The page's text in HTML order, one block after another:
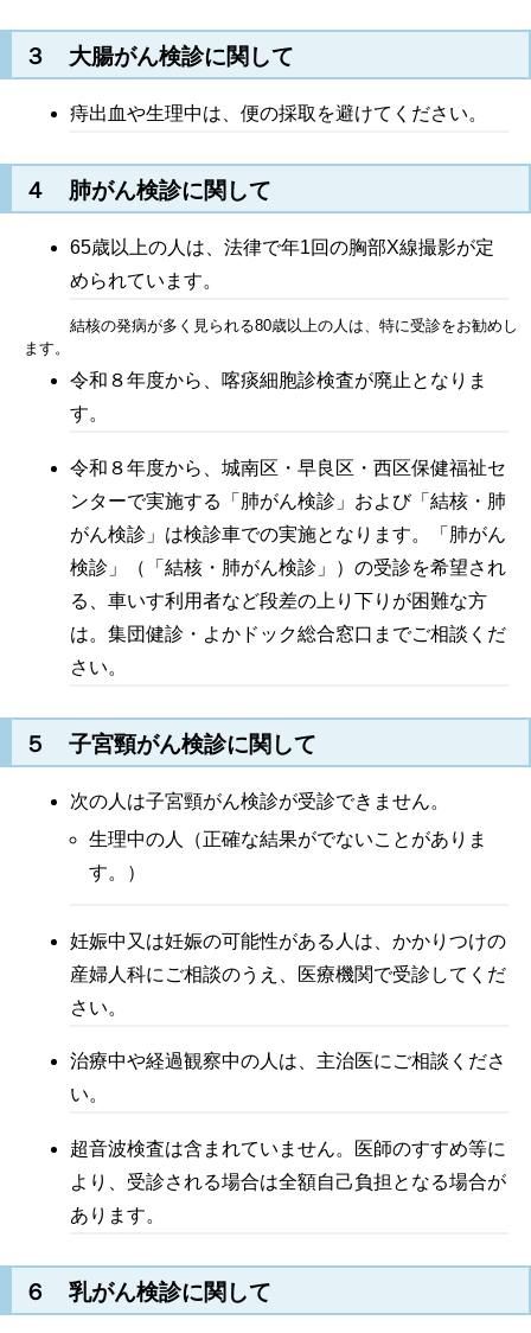
３ 大腸がん検診に関して
痔出血や生理中は、便の採取を避けてください。
４ 肺がん検診に関して
65歳以上の人は、法律で年1回の胸部X線撮影が定
められています。
結核の発病が多く見られる80歳以上の人は、特に受診をお勧めし
ます。
令和８年度から、喀痰細胞診検査が廃止となりま
す。
令和８年度から、城南区・早良区・西区保健福祉セ
ンターで実施する「肺がん検診」および「結核・肺
がん検診」は検診車での実施となります。「肺がん
検診」（「結核・肺がん検診」）の受診を希望され
る、車いす利用者など段差の上り下りが困難な方
は。集団健診・よかドック総合窓口までご相談くだ
さい。
５ 子宮頸がん検診に関して
次の人は子宮頸がん検診が受診できません。
生理中の人（正確な結果がでないことがありま
す。）
妊娠中又は妊娠の可能性がある人は、かかりつけの
産婦人科にご相談のうえ、医療機関で受診してくだ
さい。
治療中や経過観察中の人は、主治医にご相談くださ
い。
超音波検査は含まれていません。医師のすすめ等に
より、受診される場合は全額自己負担となる場合が
あります。
６ 乳がん検診に関して